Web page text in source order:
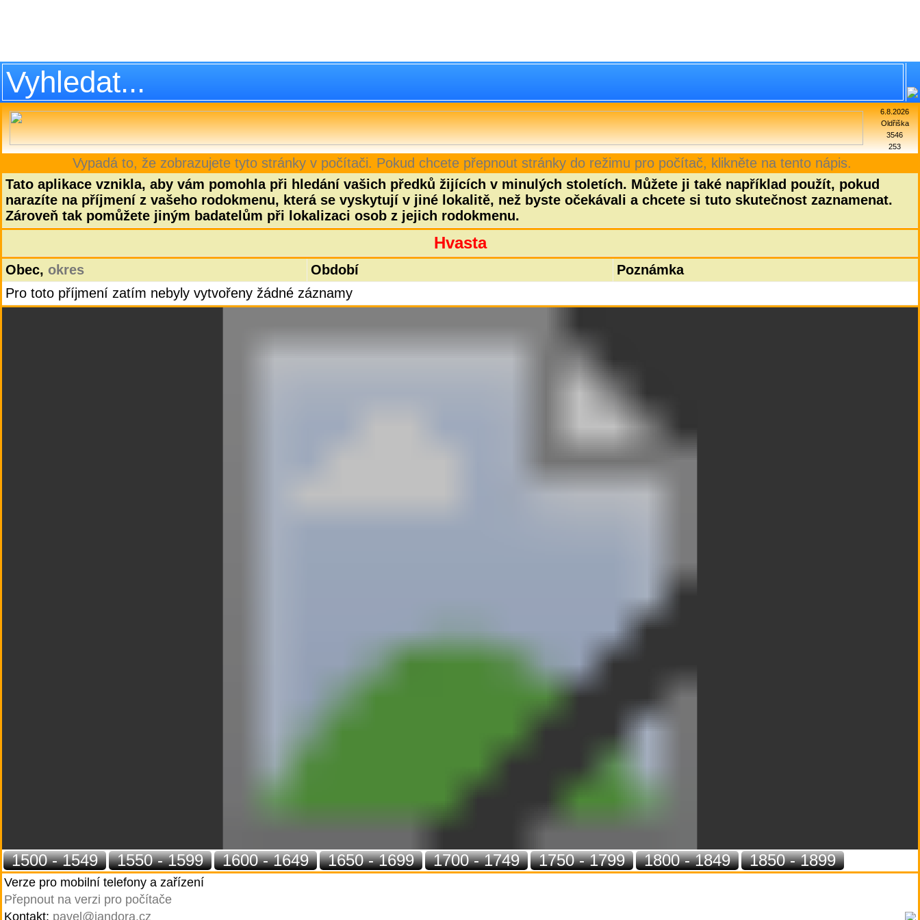
6.8.2026
Oldřiška
3546
253
Vypadá to, že zobrazujete tyto stránky v počítači. Pokud chcete přepnout stránky do režimu pro počítač, klikněte na tento nápis.
Tato aplikace vznikla, aby vám pomohla při hledání vašich předků žijících v minulých stoletích. Můžete ji také například použít, pokud
narazíte na příjmení z vašeho rodokmenu, která se vyskytují v jiné lokalitě, než byste očekávali a chcete si tuto skutečnost zaznamenat.
Zároveň tak pomůžete jiným badatelům při lokalizaci osob z jejich rodokmenu.
Hvasta
Obec, okres Období
Poznámka
Pro toto příjmení zatím nebyly vytvořeny žádné záznamy
1500 - 1549 1550 - 1599 1600 - 1649 1650 - 1699 1700 - 1749 1750 - 1799 1800 - 1849 1850 - 1899
Verze pro mobilní telefony a zařízení
Přepnout na verzi pro počítače
Kontakt: pavel@jandora.cz